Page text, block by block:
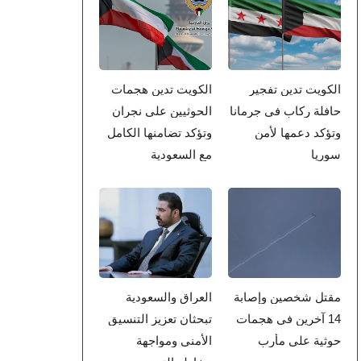
الكويت تدين تفجير
حافلة ركاب في جرمانا
وتؤكد دعمها لأمن
سوريا
الكويت تدين هجمات
الحوثيين على نجران
وتؤكد تضامنها الكامل
مع السعودية
مقتل شخصين وإصابة
14 آخرين في هجمات
حوثية على مأرب
العراق والسعودية
تبحثان تعزيز التنسيق
الأمني ومواجهة